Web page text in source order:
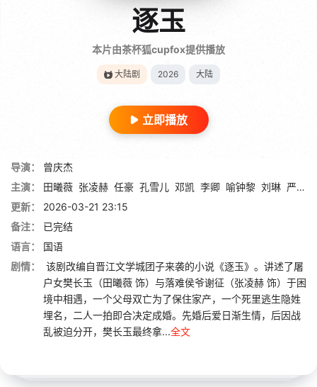
逐玉
本片由茶杯狐cupfox提供播放
大陆剧 2026 大陆
立即播放
导演：
曾庆杰
主演：
田曦薇 张凌赫 任豪 孔雪儿 邓凯 李卿 喻钟黎 刘琳 严屹宽
更新：
2026-03-21 23:15
备注：
已完结
语言：
国语
剧情：
该剧改编自晋江文学城团子来袭的小说《逐玉》。讲述了屠
户女樊长玉（田曦薇 饰）与落难侯爷谢征（张凌赫 饰）于困
境中相遇，一个父母双亡为了保住家产，一个死里逃生隐姓
埋名，二人一拍即合决定成婚。先婚后爱日渐生情，后因战
乱被迫分开，樊长玉最终拿...全文